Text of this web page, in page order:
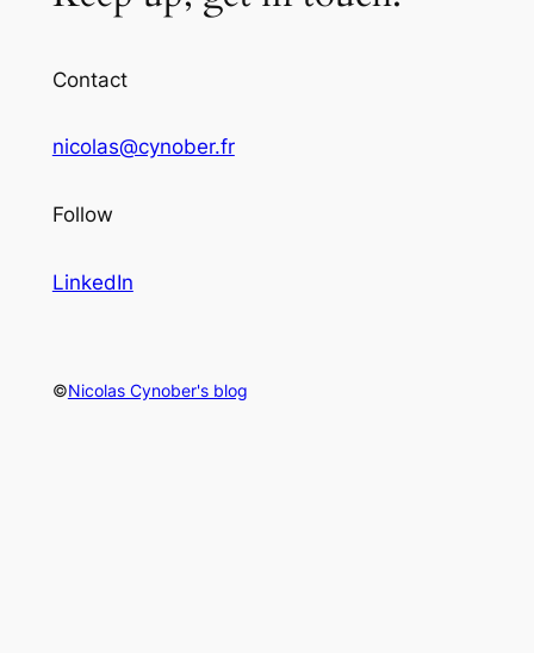
Contact
nicolas@cynober.fr
Follow
LinkedIn
©Nicolas Cynober's blog